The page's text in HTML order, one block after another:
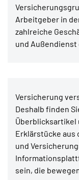
Arbeitgeber in
zahlreiche
und Außendienst
Versicherung
Deshalb finden
Überblicksartikel
Erklärstücke aus
und
sein, die